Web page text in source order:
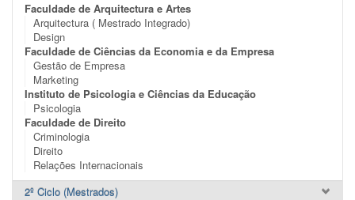
Faculdade de Arquitectura e Artes
Arquitectura ( Mestrado Integrado)
Design
Faculdade de Ciências da Economia e da Empresa
Gestão de Empresa
Marketing
Instituto de Psicologia e Ciências da Educação
Psicologia
Faculdade de Direito
Criminologia
Direito
Relações Internacionais
2º Ciclo (Mestrados)